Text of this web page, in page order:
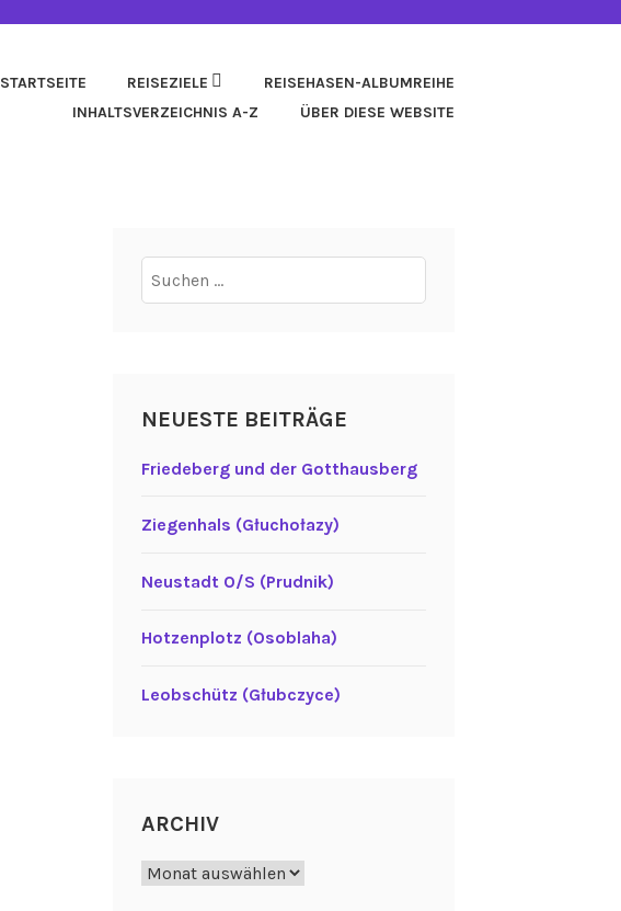
STARTSEITE REISEZIELE
REISEHASEN-ALBUMREIHE
INHALTSVERZEICHNIS A-Z
ÜBER DIESE WEBSITE
Suchen
nach:
NEUESTE BEITRÄGE
Friedeberg und der Gotthausberg
Ziegenhals (Głuchołazy)
Neustadt O/S (Prudnik)
Hotzenplotz (Osoblaha)
Leobschütz (Głubczyce)
ARCHIV
Archiv